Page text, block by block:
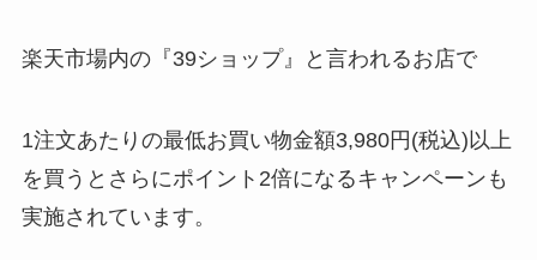
楽天市場内の『39ショップ』と言われるお店で
1注文あたりの最低お買い物金額3,980円(税込)以上
を買うとさらにポイント2倍になるキャンペーンも
実施されています。